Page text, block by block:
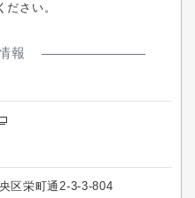
ださい。
報
栄町通2-3-3-804